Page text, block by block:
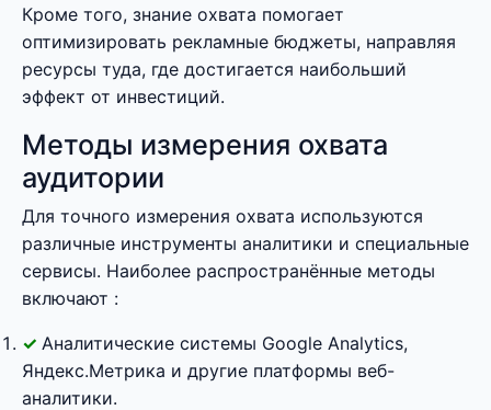
Кроме того, знание охвата помогает
оптимизировать рекламные бюджеты, направляя
ресурсы туда, где достигается наибольший
эффект от инвестиций.
Методы измерения охвата
аудитории
Для точного измерения охвата используются
различные инструменты аналитики и специальные
сервисы. Наиболее распространённые методы
включают :
Аналитические системы Google Analytics,
Яндекс.Метрика и другие платформы веб-
аналитики.